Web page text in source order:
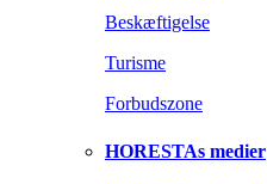
Beskæftigelse
Turisme
Forbudszone
HORESTAs medier